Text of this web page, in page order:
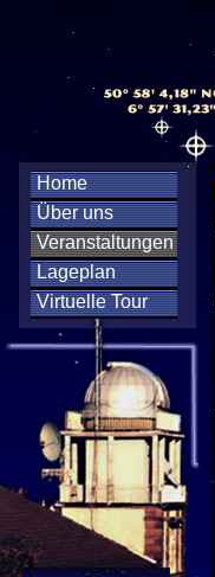
Home
Über uns
Veranstaltungen
Lageplan
Virtuelle Tour